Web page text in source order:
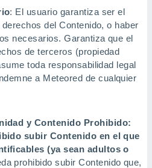
: El usuario garantiza ser el
del Contenido, o haber
necesarios. Garantiza que el
de terceros (propiedad
toda responsabilidad legal
a Meteored de cualquier
y Contenido Prohibido:
subir Contenido en el que
(ya sean adultos o
prohibido subir Contenido que,